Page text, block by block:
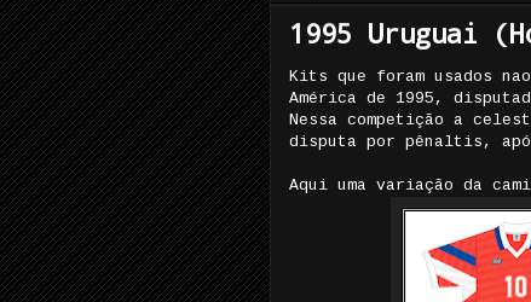
1995 Uruguai
Kits que foram usados
América de 1995,
Nessa competição a
disputa por pênaltis,
Aqui uma variação da